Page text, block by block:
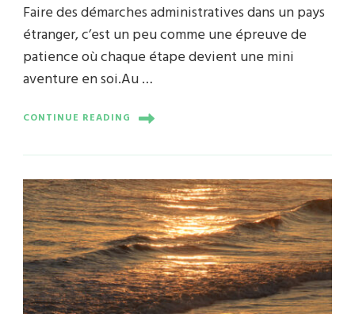
Faire des démarches administratives dans un pays
étranger, c’est un peu comme une épreuve de
patience où chaque étape devient une mini
aventure en soi.Au …
CONTINUE READING